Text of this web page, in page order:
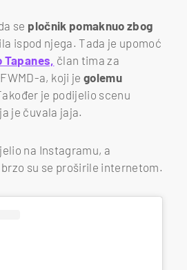
se pločnik pomaknuo zbog
ispod njega. Tada je upomoć
Tapanes, član tima za
a, koji je golemu
je podijelio scenu
je čuvala jaja.
na Instagramu, a
su se proširile internetom.